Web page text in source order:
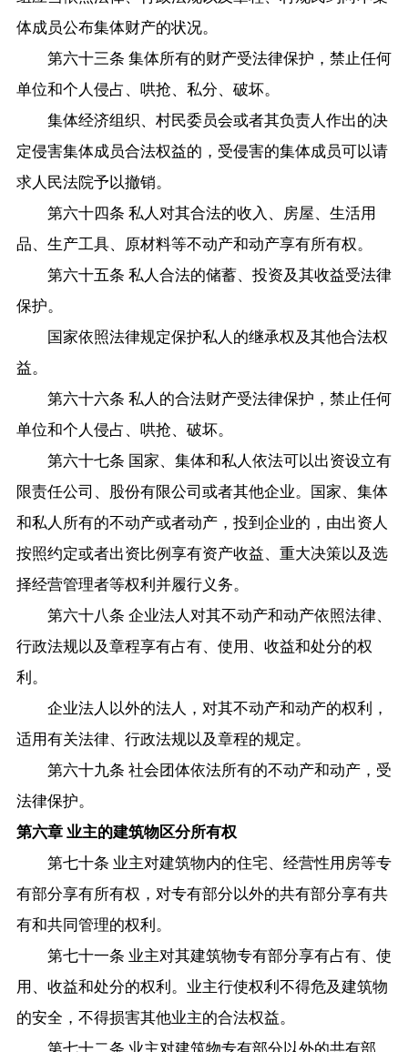
体成员公布集体财产的状况。
第六十三条 集体所有的财产受法律保护，禁止任何
单位和个人侵占、哄抢、私分、破坏。
集体经济组织、村民委员会或者其负责人作出的决
定侵害集体成员合法权益的，受侵害的集体成员可以请
求人民法院予以撤销。
第六十四条 私人对其合法的收入、房屋、生活用
品、生产工具、原材料等不动产和动产享有所有权。
第六十五条 私人合法的储蓄、投资及其收益受法律
保护。
国家依照法律规定保护私人的继承权及其他合法权
益。
第六十六条 私人的合法财产受法律保护，禁止任何
单位和个人侵占、哄抢、破坏。
第六十七条 国家、集体和私人依法可以出资设立有
限责任公司、股份有限公司或者其他企业。国家、集体
和私人所有的不动产或者动产，投到企业的，由出资人
按照约定或者出资比例享有资产收益、重大决策以及选
择经营管理者等权利并履行义务。
第六十八条 企业法人对其不动产和动产依照法律、
行政法规以及章程享有占有、使用、收益和处分的权
利。
企业法人以外的法人，对其不动产和动产的权利，
适用有关法律、行政法规以及章程的规定。
第六十九条 社会团体依法所有的不动产和动产，受
法律保护。
第六章 业主的建筑物区分所有权
第七十条 业主对建筑物内的住宅、经营性用房等专
有部分享有所有权，对专有部分以外的共有部分享有共
有和共同管理的权利。
第七十一条 业主对其建筑物专有部分享有占有、使
用、收益和处分的权利。业主行使权利不得危及建筑物
的安全，不得损害其他业主的合法权益。